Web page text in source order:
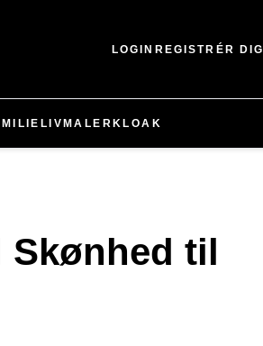
LOGIN REGISTRÉR DIG
MALER KLOAK
Skønhed til